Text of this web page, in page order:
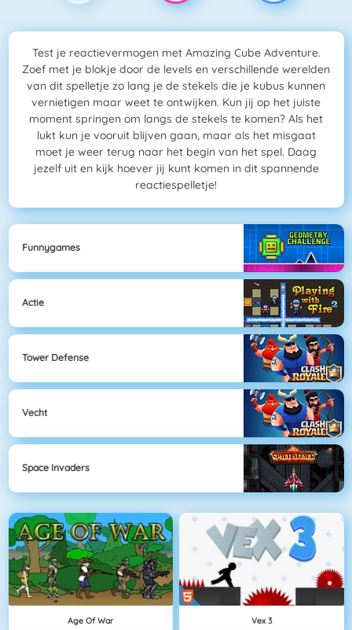
Test je reactievermogen met Amazing Cube Adventure.
Zoef met je blokje door de levels en verschillende werelden
van dit spelletje zo lang je de stekels die je kubus kunnen
vernietigen maar weet te ontwijken. Kun jij op het juiste
moment springen om langs de stekels te komen? Als het
lukt kun je vooruit blijven gaan, maar als het misgaat
moet je weer terug naar het begin van het spel. Daag
jezelf uit en kijk hoever jij kunt komen in dit spannende
reactiespelletje!
Funnygames
Actie
Tower Defense
Vecht
Space Invaders
Age Of War Vex 3